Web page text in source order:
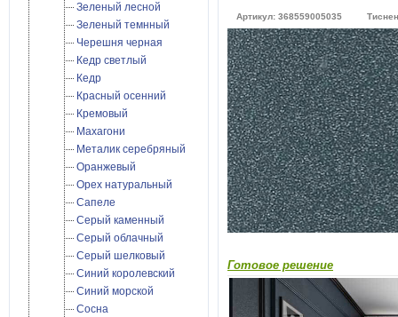
Артикул: 368559005035
Готовое решение
Зеленый лесной
Зеленый темнный
Черешня черная
Кедр светлый
Кедр
Красный осенний
Кремовый
Махагони
Металик серебряный
Оранжевый
Орех натуральный
Сапеле
Серый каменный
Серый облачный
Серый шелковый
Синий королевский
Синий морской
Сосна